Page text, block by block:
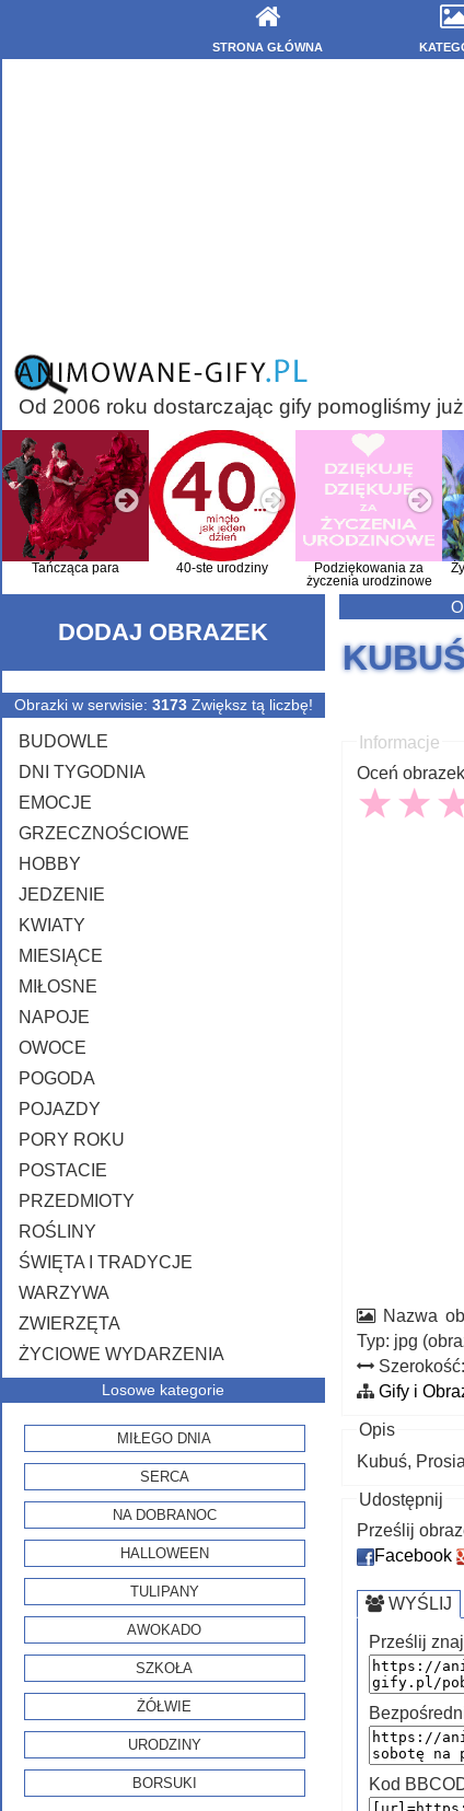
STRONA GŁÓWNA
Od 2006 roku dostarczając gify pomogliśmy
Tańcząca para 40-ste urodziny
Podziękowania za
życzenia urodzinowe
DODAJ OBRAZEK
Obrazki w serwisie: 3173Zwiększ tą liczbę!
BUDOWLE
DNI TYGODNIA
EMOCJE
GRZECZNOŚCIOWE
HOBBY
JEDZENIE
KWIATY
MIESIĄCE
MIŁOSNE
NAPOJE
OWOCE
POGODA
POJAZDY
PORY ROKU
POSTACIE
PRZEDMIOTY
ROŚLINY
ŚWIĘTA I TRADYCJE
WARZYWA
ZWIERZĘTA
ŻYCIOWE WYDARZENIA
Losowe kategorie
MIŁEGO DNIA
SERCA
NA DOBRANOC
HALLOWEEN
TULIPANY
AWOKADO
SZKOŁA
ŻÓŁWIE
URODZINY
BORSUKI
Informacje
Oceń
Nazwa
Typ: jpg
Gify i
Opis
Kubuś,
Udostępnij
Prześlij
Facebook
WYŚLIJ
Prześlij
Kod